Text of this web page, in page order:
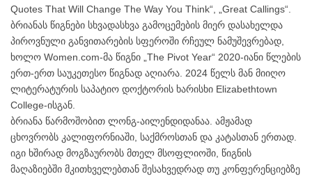
Quotes That Will Change The Way You Think“, „Great Callings“.
ბრიანას წიგნები სხვადასხვა გამოცემების მიერ დასახელდა
პიროვნული განვითარების სფეროში რჩეულ ნამუშევრებად,
ხოლო Women.com-მა წიგნი „The Pivot Year“ 2020-იანი წლების
ერთ-ერთ საუკეთესო წიგნად აღიარა. 2024 წელს მან მიიღო
ლიტერატურის საპატიო დოქტორის ხარისხი Elizabethtown
College-ისგან.
ბრიანა წარმოშობით ლონგ-აილენდიდანაა. ამჟამად
ცხოვრობს კალიფორნიაში, საქმროსთან და კატასთან ერთად.
იგი ხშირად მოგზაურობს მთელ მსოფლიოში, წიგნის
მაღაზიებში მკითხველებთან შესახვედრად თუ კონფერენციებზე